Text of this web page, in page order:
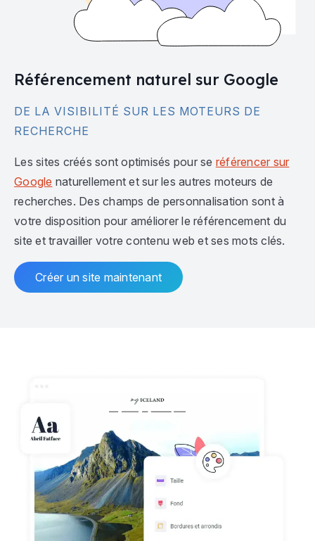
Référencement naturel sur Google
DE LA VISIBILITÉ SUR LES MOTEURS DE
RECHERCHE
Les sites créés sont optimisés pour se référencer sur
Google naturellement et sur les autres moteurs de
recherches. Des champs de personnalisation sont à
votre disposition pour améliorer le référencement du
site et travailler votre contenu web et ses mots clés.
Créer un site maintenant